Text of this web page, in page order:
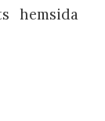
hemsida